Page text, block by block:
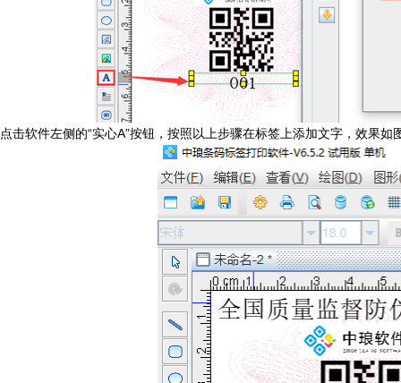
点击软件左侧的“实心A”按钮，按照以上步骤在标签上添加文字，效果如